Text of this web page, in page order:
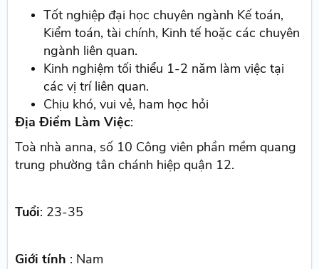
Tốt nghiệp đại học chuyên ngành Kế toán,
Kiểm toán, tài chính, Kinh tế hoặc các chuyên
ngành liên quan.
Kinh nghiệm tối thiểu 1-2 năm làm việc tại
các vị trí liên quan.
Chịu khó, vui vẻ, ham học hỏi
Địa Điểm Làm Việc:
Toà nhà anna, số 10 Công viên phần mềm quang
trung phường tân chánh hiệp quận 12.
Tuổi: 23-35
Giới tính : Nam